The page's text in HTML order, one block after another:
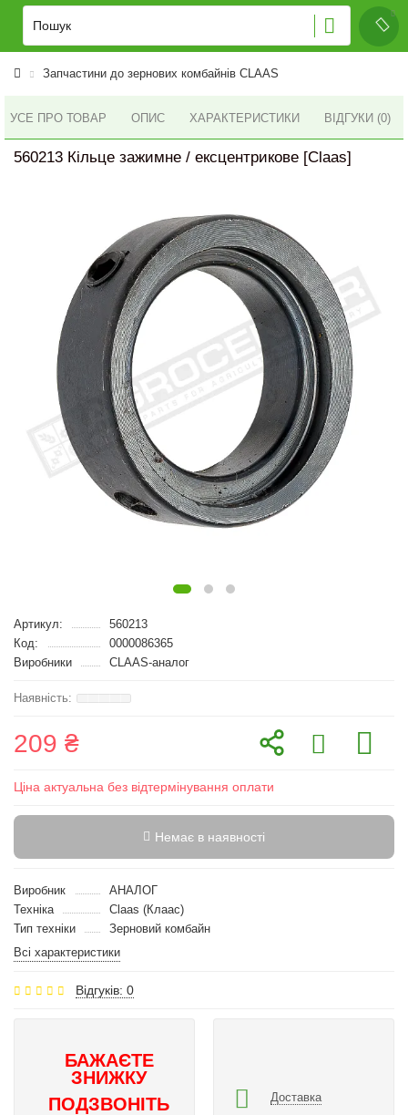
Запчастини до зернових комбайнів CLAAS
УСЕ ПРО ТОВАР ОПИС ХАРАКТЕРИСТИКИ ВІДГУКИ (0)
560213 Кільце зажимне / ексцентрикове [Claas]
Артикул:
560213
Код:
0000086365
Виробники
CLAAS-аналог
209 ₴
Ціна актуальна без відтермінування оплати
Немає в наявності
Виробник
АНАЛОГ
Техніка
Claas (Клаас)
Тип техніки
Зерновий комбайн
Всі характеристики
Відгуків: 0
БАЖАЄТЕ
ЗНИЖКУ
ПОДЗВОНІТЬ
Доставка